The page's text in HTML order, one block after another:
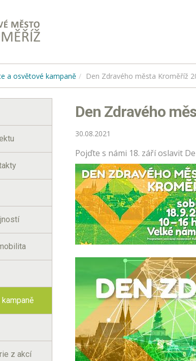
a osvětové kampaně Den Zdravého města Kroměříž
z akcí
Den Zdravého
30.08.2021
Pojďte s námi 18. září oslavit